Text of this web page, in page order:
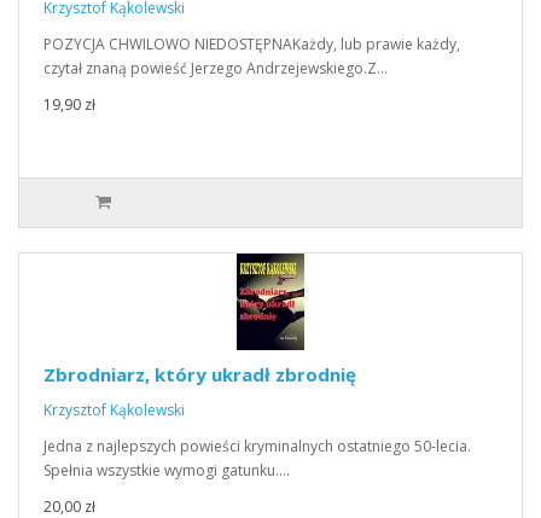
Krzysztof Kąkolewski
POZYCJA CHWILOWO NIEDOSTĘPNAKażdy, lub prawie każdy,
czytał znaną powieść Jerzego Andrzejewskiego.Z…
19,90 zł
Zbrodniarz, który ukradł zbrodnię
Krzysztof Kąkolewski
Jedna z najlepszych powieści kryminalnych ostatniego 50-lecia.
Spełnia wszystkie wymogi gatunku.…
20,00 zł